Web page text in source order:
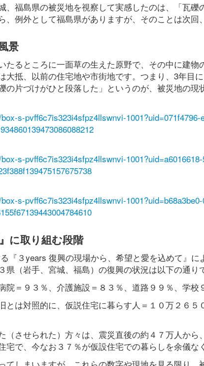
、福島県の被災地を視察して実感したのは、「瓦礫
、例外として福島県がありますが、そのことは次回
景
たるところに一面草の生えた原野で、その中に建
大抵、以前の住宅地や市街地です。つまり、3年目
の片づけがひと段落した」というのが、被災地の現
s-pvff6c7is323i4sfpz4llswnvi-1001?uid=071f4796-
s-pvff6c7is323i4sfpz4llswnvi-
s-pvff6c7is323i4sfpz4llswnvi-
に取り組む段階
『３years 復興の現場から、希望と愛を込めて』
県（岩手、宮城、福島）の復興の状況は以下の通り
院＝９３％、介護施設＝８３％、道路９９％、学校
とは対照的に、仮説住宅に暮らす人＝１０万２６
（させられた）方々は、震災直後の約４７万人か
宅で、今なお３７％が仮設住宅での暮らしを余儀な